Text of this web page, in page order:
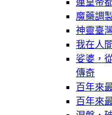
魔藥調
神靈臺
我在人
娑婆，
傳奇
百年來
百年來